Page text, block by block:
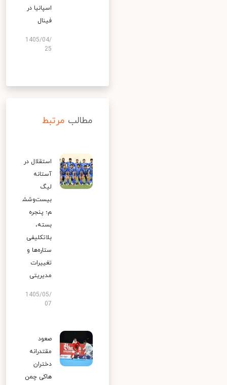
اسپانیا در
فینال
1405/04/
25
مطالب مرتبط
استقلال در
آستانه
لیگ
بیست‌وشش
م؛ پنجره
بسته،
بلاتکلیفی
ستاره‌ها و
تغییرات
مدیریتی
1405/05/
07
صعود
مقتدرانه
دختران
هاکی چمن